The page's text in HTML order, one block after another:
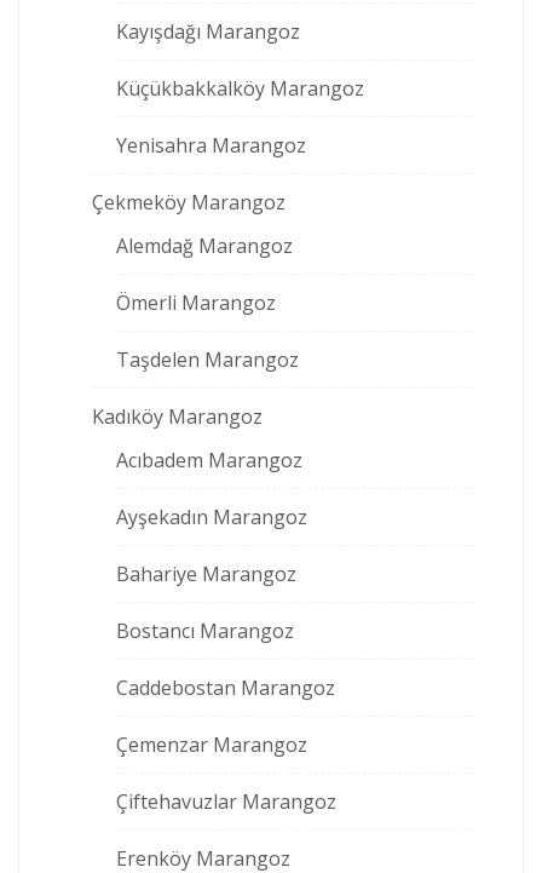
Kayışdağı Marangoz
Küçükbakkalköy Marangoz
Yenisahra Marangoz
Çekmeköy Marangoz
Alemdağ Marangoz
Ömerli Marangoz
Taşdelen Marangoz
Kadıköy Marangoz
Acıbadem Marangoz
Ayşekadın Marangoz
Bahariye Marangoz
Bostancı Marangoz
Caddebostan Marangoz
Çemenzar Marangoz
Çiftehavuzlar Marangoz
Erenköy Marangoz